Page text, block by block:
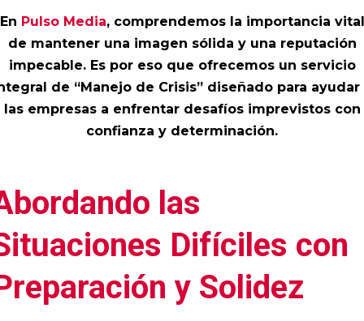
En Pulso Media, comprendemos la importancia vital
de mantener una imagen sólida y una reputación
impecable. Es por eso que ofrecemos un servicio
de “Manejo de Crisis” diseñado para ayudar
las empresas a enfrentar desafíos imprevistos con
confianza y determinación.
las
Difíciles con
y Solidez